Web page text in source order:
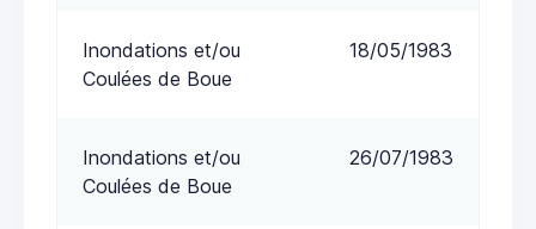
Inondations et/ou
Coulées de Boue
18/05/1983
Inondations et/ou
Coulées de Boue
26/07/1983